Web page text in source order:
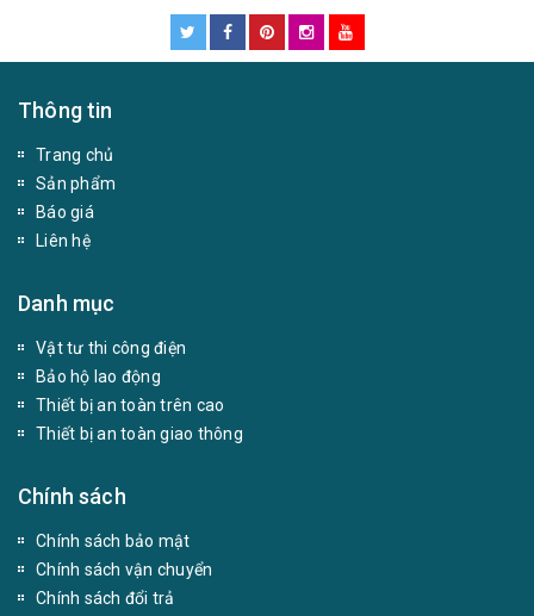
Thông tin
Trang chủ
Sản phẩm
Báo giá
Liên hệ
Danh mục
Vật tư thi công điện
Bảo hộ lao động
Thiết bị an toàn trên cao
Thiết bị an toàn giao thông
Chính sách
Chính sách bảo mật
Chính sách vận chuyển
Chính sách đổi trả